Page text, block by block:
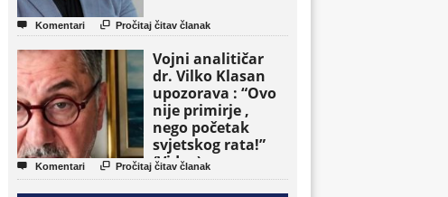
 Komentari  Pročitaj čitav članak
Vojni analitičar
dr. Vilko Klasan
upozorava : “Ovo
nije primirje ,
nego početak
svjetskog rata!”
(Video)
 Komentari  Pročitaj čitav članak